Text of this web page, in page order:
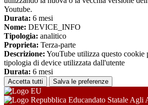
Youtube.
Durata: 6 mesi
Nome: DEVICE_INFO
Tipologia: analitico
Proprieta: Terza-parte
Descrizione: YouTube utilizza questo cookie
tipologia di device utilizzata dall'utente
Durata: 6 mesi
Accetta tutti Salva le preferenze
Educandato Statale Agli